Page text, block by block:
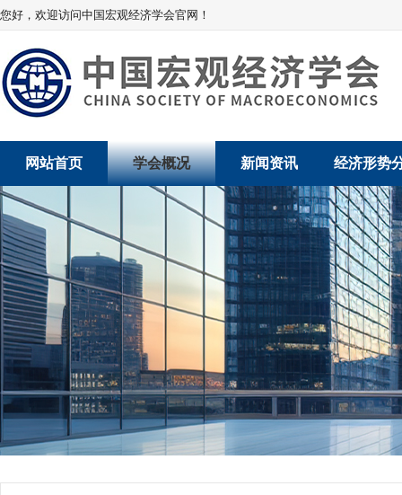
您好，欢迎访问中国宏观经济学会官网！
网站首页 学会概况
学会介绍
学术委员会
学会领导
组织机构
法律顾问
学会章程
新闻资讯
新闻动态
党建动态
学会动态
会员动态
地方动态
经济形势
经济数据
数说经济
经济运行与
产业发展
创新高技术
行
贸易与流